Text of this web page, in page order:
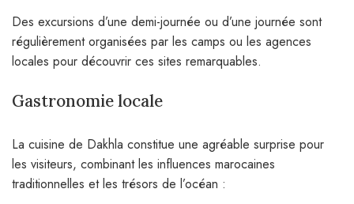
Des excursions d’une demi-journée ou d’une journée sont
régulièrement organisées par les camps ou les agences
locales pour découvrir ces sites remarquables.
Gastronomie locale
La cuisine de Dakhla constitue une agréable surprise pour
les visiteurs, combinant les influences marocaines
traditionnelles et les trésors de l’océan :